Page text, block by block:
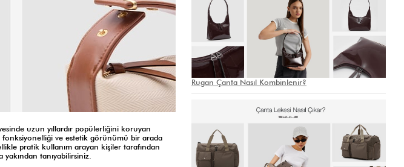
uzun yıllardır popülerliğini koruyan
fonksiyonelliği ve estetik görünümü bir arada
pratik kullanım arayan kişiler tarafından
yakından tanıyabilirsiniz.
Rugan Çanta Nasıl Kombinlenir?